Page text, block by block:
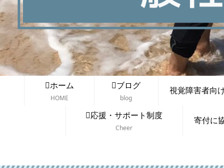
ホーム
HOME
ブログ
blog
視覚障害者向
応援・サポート制度
Cheer
寄付に